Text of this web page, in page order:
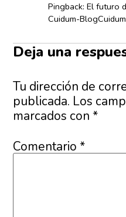
Pingback: El futuro
Cuidum-
Deja una
Tu dirección de
publicada. Los
marcados con*
Comentario*